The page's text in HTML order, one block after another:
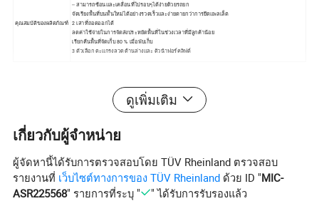
คุณสมบัติของผลิตภัณฑ์
-- สามารถซ้อนและเคลื่อนที่ไปรอบๆได้ง่ายด้วยรถยก
จัดเรียงพื้นที่บนพื้นใหม่ได้อย่างรวดเร็วและง่ายดายกว่าการยึดแพลเล็ต
2 เสาที่ถอดออกได้
ลดค่าใช้จ่ายในการจัดส่งประหยัดพื้นที่ในช่วงเวลาที่มีลูกค้าน้อย
เรียกคืนพื้นที่จัดเก็บ 80 % เมื่อพับเก็บ
3 ตัวเลือก ตะแกรงลวด ด้านล่างและ ตัวนำฟอร์คลิฟต์
ดูเพิ่มเติม
เกี่ยวกับผู้จำหน่าย
ผู้จัดหานี้ได้รับการตรวจสอบโดย TÜV Rheinland ตรวจสอบ
รายงานที่ เว็บไซต์ทางการของ TÜV Rheinland ด้วย ID "MIC-
ASR225568" รายการที่ระบุ " " ได้รับการรับรองแล้ว